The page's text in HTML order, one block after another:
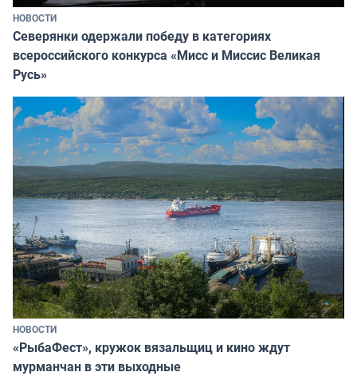
НОВОСТИ
Северянки одержали победу в категориях
всероссийского конкурса «Мисс и Миссис Великая
Русь»
НОВОСТИ
«РыбаФест», кружок вязальщиц и кино ждут
мурманчан в эти выходные